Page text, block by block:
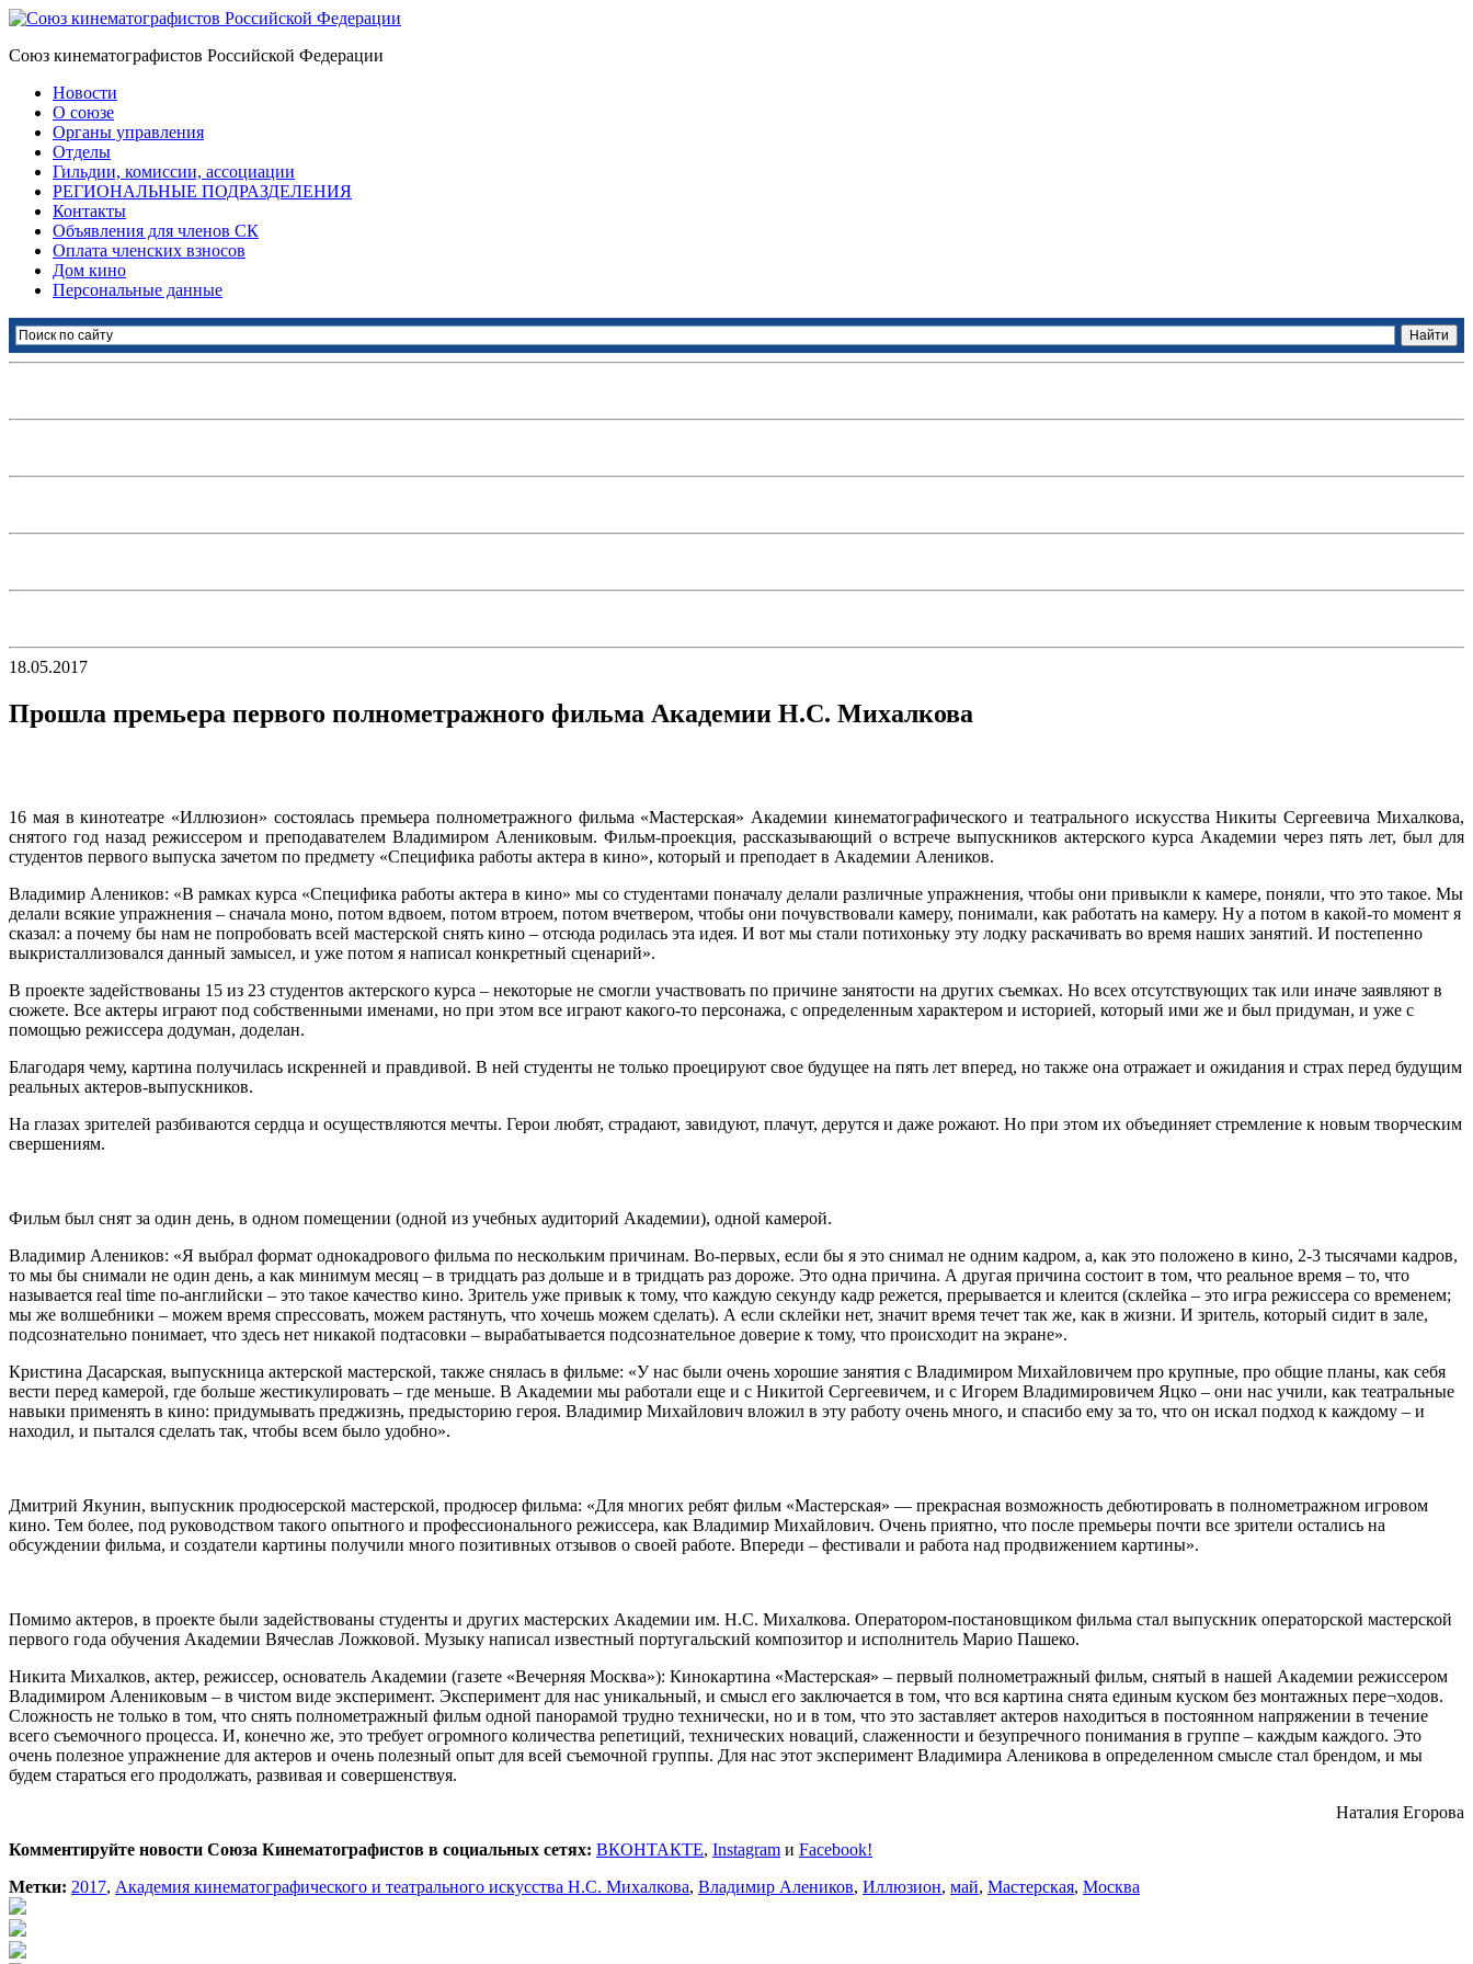
Союз кинематографистов Российской Федерации
Новости
О союзе
Органы управления
Отделы
Гильдии, комиссии, ассоциации
РЕГИОНАЛЬНЫЕ ПОДРАЗДЕЛЕНИЯ
Контакты
Объявления для членов СК
Оплата членских взносов
Дом кино
Персональные данные
18.05.2017
Прошла премьера первого полнометражного фильма Академии Н.С. Михалкова
16 мая в кинотеатре «Иллюзион» состоялась премьера полнометражного фильма «Мастерская» Академии кинематографического и театрального искусства Никиты Сергеевича Михалкова,
снятого год назад режиссером и преподавателем Владимиром Алениковым. Фильм-проекция, рассказывающий о встрече выпускников актерского курса Академии через пять лет, был для
студентов первого выпуска зачетом по предмету «Специфика работы актера в кино», который и преподает в Академии Алеников.
Владимир Алеников: «В рамках курса «Специфика работы актера в кино» мы со студентами поначалу делали различные упражнения, чтобы они привыкли к камере, поняли, что это такое. Мы
делали всякие упражнения – сначала моно, потом вдвоем, потом втроем, потом вчетвером, чтобы они почувствовали камеру, понимали, как работать на камеру. Ну а потом в какой-то момент я
сказал: а почему бы нам не попробовать всей мастерской снять кино – отсюда родилась эта идея. И вот мы стали потихоньку эту лодку раскачивать во время наших занятий. И постепенно
выкристаллизовался данный замысел, и уже потом я написал конкретный сценарий».
В проекте задействованы 15 из 23 студентов актерского курса – некоторые не смогли участвовать по причине занятости на других съемках. Но всех отсутствующих так или иначе заявляют в
сюжете. Все актеры играют под собственными именами, но при этом все играют какого-то персонажа, с определенным характером и историей, который ими же и был придуман, и уже с
помощью режиссера додуман, доделан.
Благодаря чему, картина получилась искренней и правдивой. В ней студенты не только проецируют свое будущее на пять лет вперед, но также она отражает и ожидания и страх перед будущим
реальных актеров-выпускников.
На глазах зрителей разбиваются сердца и осуществляются мечты. Герои любят, страдают, завидуют, плачут, дерутся и даже рожают. Но при этом их объединяет стремление к новым творческим
свершениям.
Фильм был снят за один день, в одном помещении (одной из учебных аудиторий Академии), одной камерой.
Владимир Алеников: «Я выбрал формат однокадрового фильма по нескольким причинам. Во-первых, если бы я это снимал не одним кадром, а, как это положено в кино, 2-3 тысячами кадров,
то мы бы снимали не один день, а как минимум месяц – в тридцать раз дольше и в тридцать раз дороже. Это одна причина. А другая причина состоит в том, что реальное время – то, что
называется real time по-английски – это такое качество кино. Зритель уже привык к тому, что каждую секунду кадр режется, прерывается и клеится (склейка – это игра режиссера со временем;
мы же волшебники – можем время спрессовать, можем растянуть, что хочешь можем сделать). А если склейки нет, значит время течет так же, как в жизни. И зритель, который сидит в зале,
подсознательно понимает, что здесь нет никакой подтасовки – вырабатывается подсознательное доверие к тому, что происходит на экране».
Кристина Дасарская, выпускница актерской мастерской, также снялась в фильме: «У нас были очень хорошие занятия с Владимиром Михайловичем про крупные, про общие планы, как себя
вести перед камерой, где больше жестикулировать – где меньше. В Академии мы работали еще и с Никитой Сергеевичем, и с Игорем Владимировичем Яцко – они нас учили, как театральные
навыки применять в кино: придумывать преджизнь, предысторию героя. Владимир Михайлович вложил в эту работу очень много, и спасибо ему за то, что он искал подход к каждому – и
находил, и пытался сделать так, чтобы всем было удобно».
Дмитрий Якунин, выпускник продюсерской мастерской, продюсер фильма: «Для многих ребят фильм «Мастерская» — прекрасная возможность дебютировать в полнометражном игровом
кино. Тем более, под руководством такого опытного и профессионального режиссера, как Владимир Михайлович. Очень приятно, что после премьеры почти все зрители остались на
обсуждении фильма, и создатели картины получили много позитивных отзывов о своей работе. Впереди – фестивали и работа над продвижением картины».
Помимо актеров, в проекте были задействованы студенты и других мастерских Академии им. Н.С. Михалкова. Оператором-постановщиком фильма стал выпускник операторской мастерской
первого года обучения Академии Вячеслав Ложковой. Музыку написал известный португальский композитор и исполнитель Марио Пашеко.
Никита Михалков, актер, режиссер, основатель Академии (газете «Вечерняя Москва»): Кинокартина «Мастерская» – первый полнометражный фильм, снятый в нашей Академии режиссером
Владимиром Алениковым – в чистом виде эксперимент. Эксперимент для нас уникальный, и смысл его заключается в том, что вся картина снята единым куском без монтажных пере¬ходов.
Сложность не только в том, что снять полнометражный фильм одной панорамой трудно технически, но и в том, что это заставляет актеров находиться в постоянном напряжении в течение
всего съемочного процесса. И, конечно же, это требует огромного количества репетиций, технических новаций, слаженности и безупречного понимания в группе – каждым каждого. Это
очень полезное упражнение для актеров и очень полезный опыт для всей съемочной группы. Для нас этот эксперимент Владимира Аленикова в определенном смысле стал брендом, и мы
будем стараться его продолжать, развивая и совершенствуя.
Наталия Егорова
Комментируйте новости Союза Кинематографистов в социальных сетях: ВКОНТАКТЕ, Instagram и Facebook!
Метки: 2017, Академия кинематографического и театрального искусства Н.С. Михалкова, Владимир Алеников, Иллюзион, май, Мастерская, Москва